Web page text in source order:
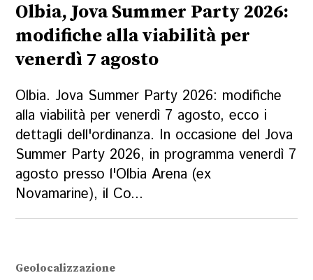
Olbia, Jova Summer Party 2026:
modifiche alla viabilità per
venerdì 7 agosto
Olbia. Jova Summer Party 2026: modifiche
alla viabilità per venerdì 7 agosto, ecco i
dettagli dell'ordinanza. In occasione del Jova
Summer Party 2026, in programma venerdì 7
agosto presso l'Olbia Arena (ex
Novamarine), il Co...
Geolocalizzazione